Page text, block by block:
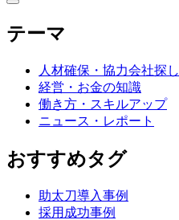
テーマ
人材確保・協力会社探し
経営・お金の知識
働き方・スキルアップ
ニュース・レポート
おすすめタグ
助太刀導入事例
採用成功事例